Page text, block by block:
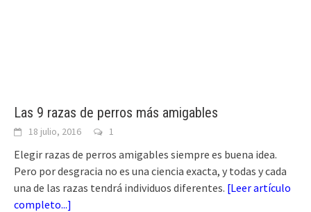
Las 9 razas de perros más amigables
18 julio, 2016 1
Elegir razas de perros amigables siempre es buena idea.
Pero por desgracia no es una ciencia exacta, y todas y cada
una de las razas tendrá individuos diferentes. [Leer artículo
completo...]